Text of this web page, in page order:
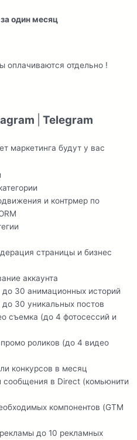
один месяц
отдельно !
Telegram
маркетинга будут у вас
и контрмер по
страницы и бизнес
аккаунта
до 30 анимационных историй
до 30 уникальных постов
съемка (до 4 фотосессий и
роликов (до 4 видео
конкурсов в месяц
сообщения в Direct (комьюнити
компонентов (GTM
до 10 рекламных